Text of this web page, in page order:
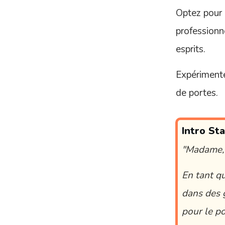
Optez pour
esprits.
de portes.
Intro
En tant
dans des
pour le